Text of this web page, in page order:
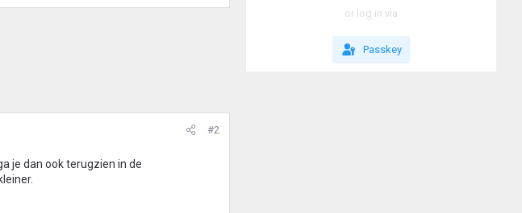
#2
je dan ook terugzien in de
or log in via
Passkey